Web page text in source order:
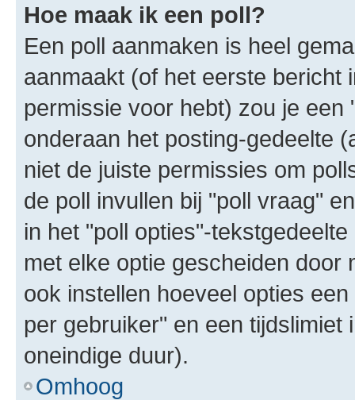
Hoe maak ik een poll?
Een poll aanmaken is heel
aanmaakt (of het eerste bericht
permissie voor hebt) zou je
onderaan het posting-gedeelte
niet de juiste permissies om
de poll invullen bij "poll vraag"
in het "poll opties"-
met elke optie gescheiden door
ook instellen hoeveel opties
per gebruiker" en een
oneindige duur).
Omhoog